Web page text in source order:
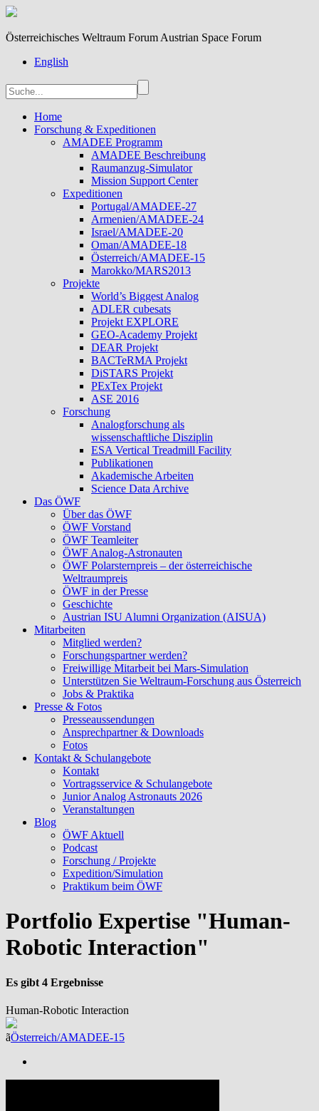
Österreichisches Weltraum Forum Austrian Space Forum
English
Home
Forschung & Expeditionen
AMADEE Programm
AMADEE Beschreibung
Raumanzug-Simulator
Mission Support Center
Expeditionen
Portugal/AMADEE-27
Armenien/AMADEE-24
Israel/AMADEE-20
Oman/AMADEE-18
Österreich/AMADEE-15
Marokko/MARS2013
Projekte
World’s Biggest Analog
ADLER cubesats
Projekt EXPLORE
GEO-Academy Projekt
DEAR Projekt
BACTeRMA Projekt
DiSTARS Projekt
PExTex Projekt
ASE 2016
Forschung
Analogforschung als
wissenschaftliche Disziplin
ESA Vertical Treadmill Facility
Publikationen
Akademische Arbeiten
Science Data Archive
Das ÖWF
Über das ÖWF
ÖWF Vorstand
ÖWF Teamleiter
ÖWF Analog-Astronauten
ÖWF Polarsternpreis – der österreichische
Weltraumpreis
ÖWF in der Presse
Geschichte
Austrian ISU Alumni Organization (AISUA)
Mitarbeiten
Mitglied werden?
Forschungspartner werden?
Freiwillige Mitarbeit bei Mars-Simulation
Unterstützen Sie Weltraum-Forschung aus Österreich
Jobs & Praktika
Presse & Fotos
Presseaussendungen
Ansprechpartner & Downloads
Fotos
Kontakt & Schulangebote
Kontakt
Vortragsservice & Schulangebote
Junior Analog Astronauts 2026
Veranstaltungen
Blog
ÖWF Aktuell
Podcast
Forschung / Projekte
Expedition/Simulation
Praktikum beim ÖWF
Portfolio Expertise "Human-
Robotic Interaction"
Es gibt 4 Ergebnisse
Human-Robotic Interaction
ãÖsterreich/AMADEE-15